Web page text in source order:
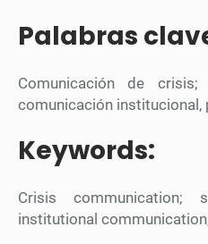
Palabras
Comunicación de
comunicación
Keywords:
Crisis communication;
institutional